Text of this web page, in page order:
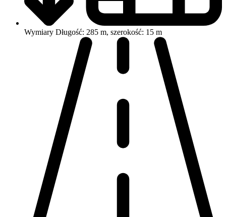
Wymiary Długość: 285 m, szerokość: 15 m